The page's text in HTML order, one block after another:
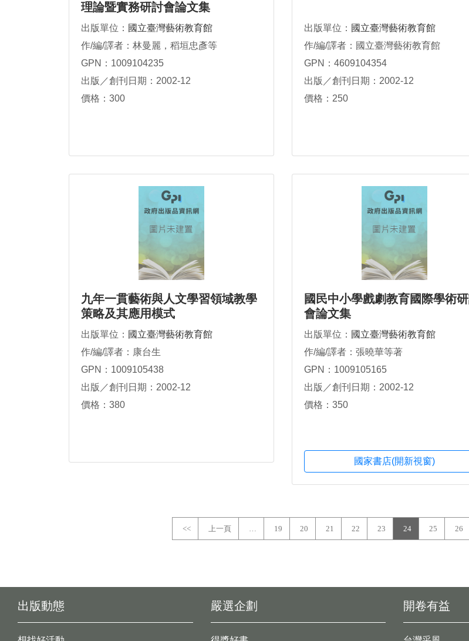
理論暨實務研討會論文集
出版單位： 國立臺灣藝術教育館
作/編/譯者：林曼麗，稻垣忠彥等
GPN：1009104235
出版／創刊日期：2002-12
價格：300
出版單位： 國立臺灣藝術教育館
作/編/譯者：國立臺灣藝術教育館
GPN：4609104354
出版／創刊日期：2002-12
價格：250
九年一貫藝術與人文學習領域教學
策略及其應用模式
出版單位： 國立臺灣藝術教育館
作/編/譯者：康台生
GPN：1009105438
出版／創刊日期：2002-12
價格：380
國民中小學戲劇教育國際學術
會論文集
出版單位： 國立臺灣藝術教育館
作/編/譯者：張曉華等著
GPN：1009105165
出版／創刊日期：2002-12
價格：350
國家書店(開新視窗)
<< 上一頁 … 19 20 21 22 23 24 25 26
出版動態 開卷有益
嚴選企劃